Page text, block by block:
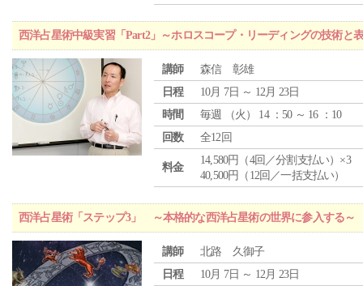
西洋占星術中級実習「Part2」～ホロスコープ・リーディングの技術と
講師
森信 彰雄
日程
10月 7日 ～ 12月 23日
時間
毎週 （火 ） 14 ：50 ～ 16 ：10
回数
全12回
料金
14,580円（4回／分割支払い）×3
40,500円（12回／一括支払い）
西洋占星術「ステップ3」 ～本格的な西洋占星術の世界に参入する～
講師
北路 久御子
日程
10月 7日 ～ 12月 23日